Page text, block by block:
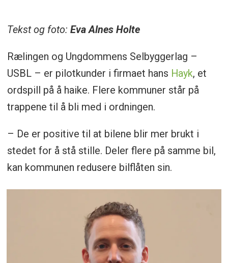
Tekst og foto: Eva Alnes Holte
Rælingen og Ungdommens Selbyggerlag –
USBL – er pilotkunder i firmaet hans Hayk, et
ordspill på å haike. Flere kommuner står på
trappene til å bli med i ordningen.
– De er positive til at bilene blir mer brukt i
stedet for å stå stille. Deler flere på samme bil,
kan kommunen redusere bilflåten sin.